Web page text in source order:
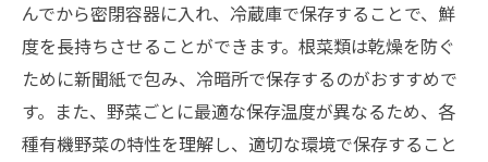
んでから密閉容器に入れ、冷蔵庫で保存することで、鮮
度を長持ちさせることができます。根菜類は乾燥を防ぐ
ために新聞紙で包み、冷暗所で保存するのがおすすめで
す。また、野菜ごとに最適な保存温度が異なるため、各
種有機野菜の特性を理解し、適切な環境で保存すること